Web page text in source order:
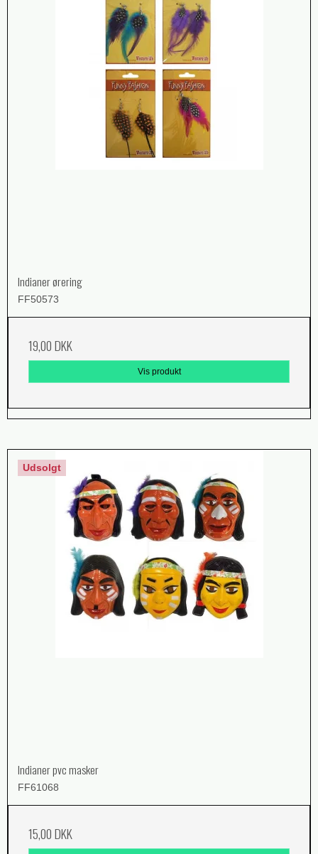
Indianer ørering
FF50573
19,00 DKK
Vis produkt
Udsolgt
Indianer pvc masker
FF61068
15,00 DKK